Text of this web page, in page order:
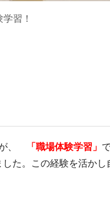
習！
「職場体験学習」
た。この経験を活か